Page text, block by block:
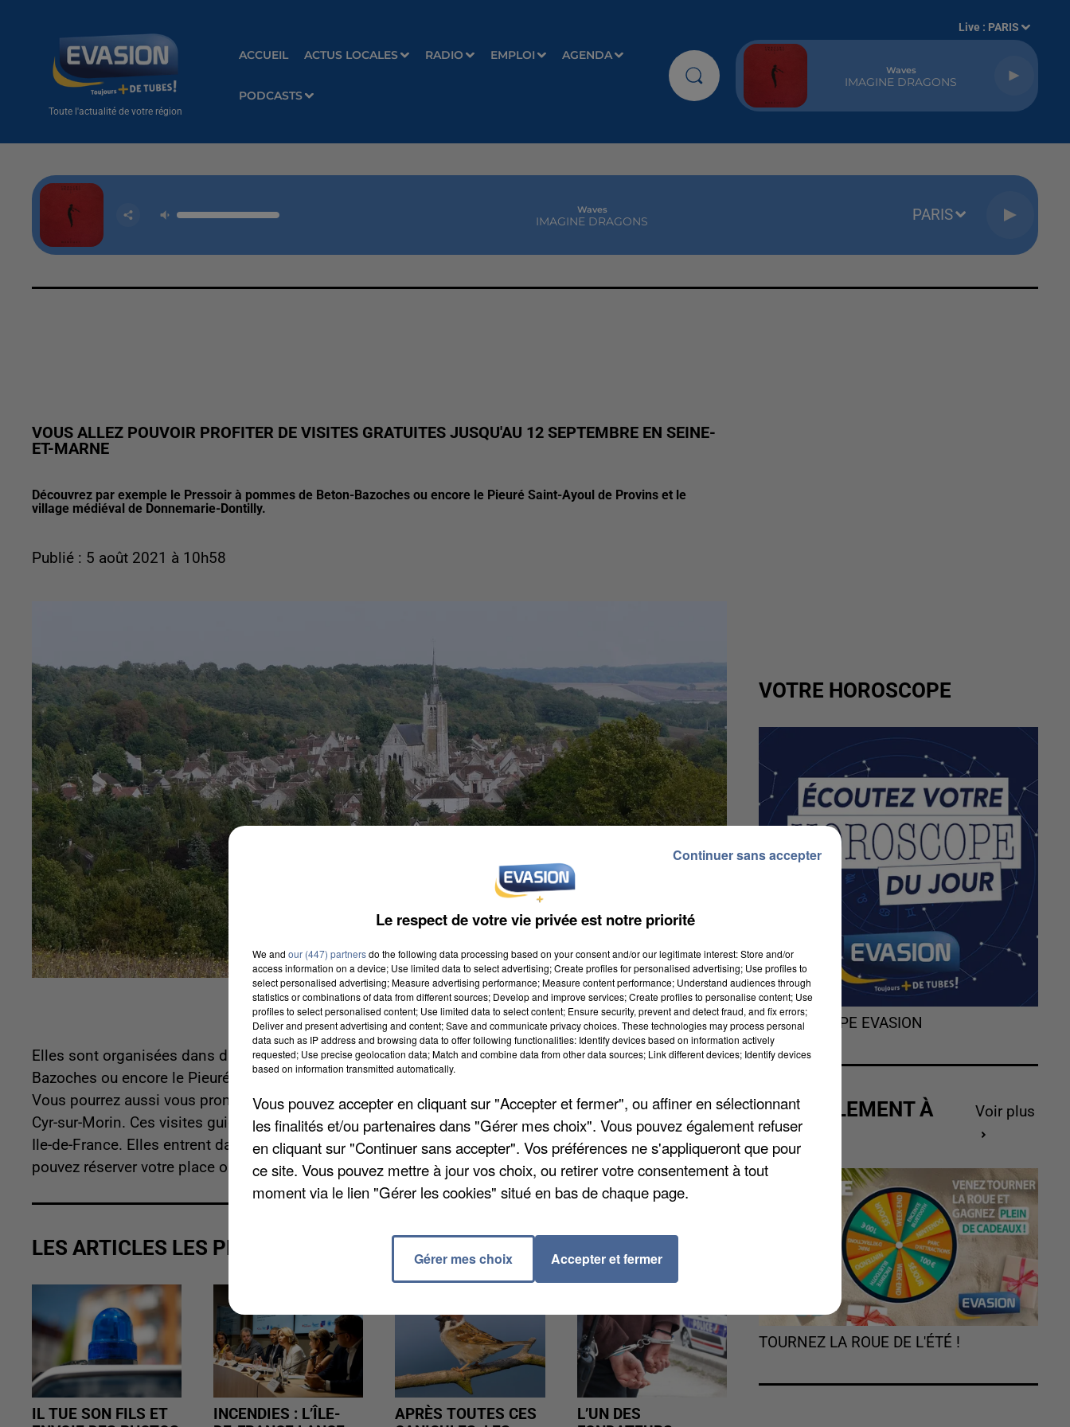
Toute l'actualité de votre région
ACCUEIL ACTUS LOCALES RADIO EMPLOI AGENDA
PODCASTS
Live : PARIS
Waves
IMAGINE DRAGONS
Waves
IMAGINE DRAGONS PARIS
VOUS ALLEZ POUVOIR PROFITER DE VISITES GRATUITES JUSQU'AU 12 SEPTEMBRE EN SEINE-
ET-MARNE
Découvrez par exemple le Pressoir à pommes de Beton-Bazoches ou encore le Pieuré Saint-Ayoul de Provins et le
village médiéval de Donnemarie-Dontilly.
Publié : 5 août 2021 à 10h58
Elles sont organisées dans différentes villes. Découvrez par exemple le Pressoir à pommes de Beton-
Bazoches ou encore le Pieuré Saint-Ayoul de Provins et le village médiéval de Donnemarie-Dontilly.
Vous pourrez aussi vous promener également à La Ferté-Gaucher ou encore Bray-sur-Seine, et Saint-
Cyr-sur-Morin. Ces visites guidées sont organisées en partenariat avec le Comité Régional du Tourisme
Ile-de-France. Elles entrent dans le cadre de l'opération « 1.500 visites guidées à Paris Région ». Vous
pouvez réserver votre place ou avoir plus de renseignements en appelant le 01.64.60.26.26.
LES ARTICLES LES PLUS VUS
IL TUE SON FILS ET
INCENDIES : L’ÎLE-
APRÈS TOUTES CES
L’UN DES
VOTRE HOROSCOPE
L'HOROSCOPE EVASION
ACTUELLEMENT À
GAGNER
Voir plus
TOURNEZ LA ROUE DE L'ÉTÉ !
Le respect de votre vie privée est notre priorité
We and our (447) partnersdo the following data processing based on your consent and/or our legitimate interest: Store and/or
access information on a device; Use limited data to select advertising; Create profiles for personalised advertising; Use profiles to
select personalised advertising; Measure advertising performance; Measure content performance; Understand audiences through
statistics or combinations of data from different sources; Develop and improve services; Create profiles to personalise content; Use
profiles to select personalised content; Use limited data to select content; Ensure security, prevent and detect fraud, and fix errors;
Deliver and present advertising and content; Save and communicate privacy choices. These technologies may process personal
data such as IP address and browsing data to offer following functionalities: Identify devices based on information actively
requested; Use precise geolocation data; Match and combine data from other data sources; Link different devices; Identify devices
based on information transmitted automatically.
Vous pouvez accepter en cliquant sur "Accepter et fermer", ou affiner en sélectionnant
les finalités et/ou partenaires dans "Gérer mes choix". Vous pouvez également refuser
en cliquant sur "Continuer sans accepter". Vos préférences ne s'appliqueront que pour
ce site. Vous pouvez mettre à jour vos choix, ou retirer votre consentement à tout
moment via le lien "Gérer les cookies" situé en bas de chaque page.
Gérer mes choix Accepter et fermer
Continuer sans accepter